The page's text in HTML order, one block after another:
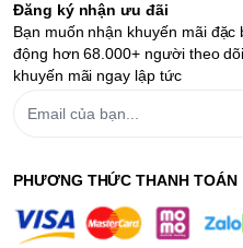
0945.99.88.55 – 0928.939.666
Tiktok:LaptopTV - Thịnh Vượng
khảo thêm cùng Laptop Thịnh
Đăng ký nhận ưu đãi
Bạn muốn nhận khuyến mãi
động hơn 68.000+ người theo
khuyến mãi ngay lập tức
PHƯƠNG THỨC THANH TOÁN